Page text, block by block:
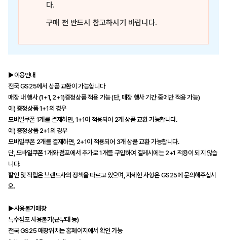
다.
구매 전 반드시 참고하시기 바랍니다.
▶이용안내
전국 GS25에서 상품 교환이 가능합니다
매장 내 행사 (1+1, 2+1)증정상품 적용 가능 (단, 매장 행사 기간 중에만 적용 가능)
예) 증정상품 1+1의 경우
모바일쿠폰 1개를 결제하면, 1+1이 적용되어 2개 상품 교환 가능합니다.
예) 증정상품 2+1의 경우
모바일쿠폰 2개를 결제하면, 2+1이 적용되어 3개 상품 교환 가능합니다.
단, 모바일쿠폰 1개와 점포에서 추가로 1개를 구입하여 결제시에는 2+1 적용이 되지 않습
니다.
할인 및 적립은 브랜드사의 정책을 따르고 있으며, 자세한 사항은 GS25에 문의해주십시
오.
▶사용불가매장
특수점포 사용불가(군부대 등)
전국 GS25 매장위치는 홈페이지에서 확인 가능